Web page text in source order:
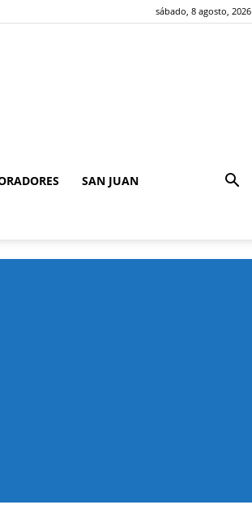
sábado, 8 agosto, 2026
SAN JUAN